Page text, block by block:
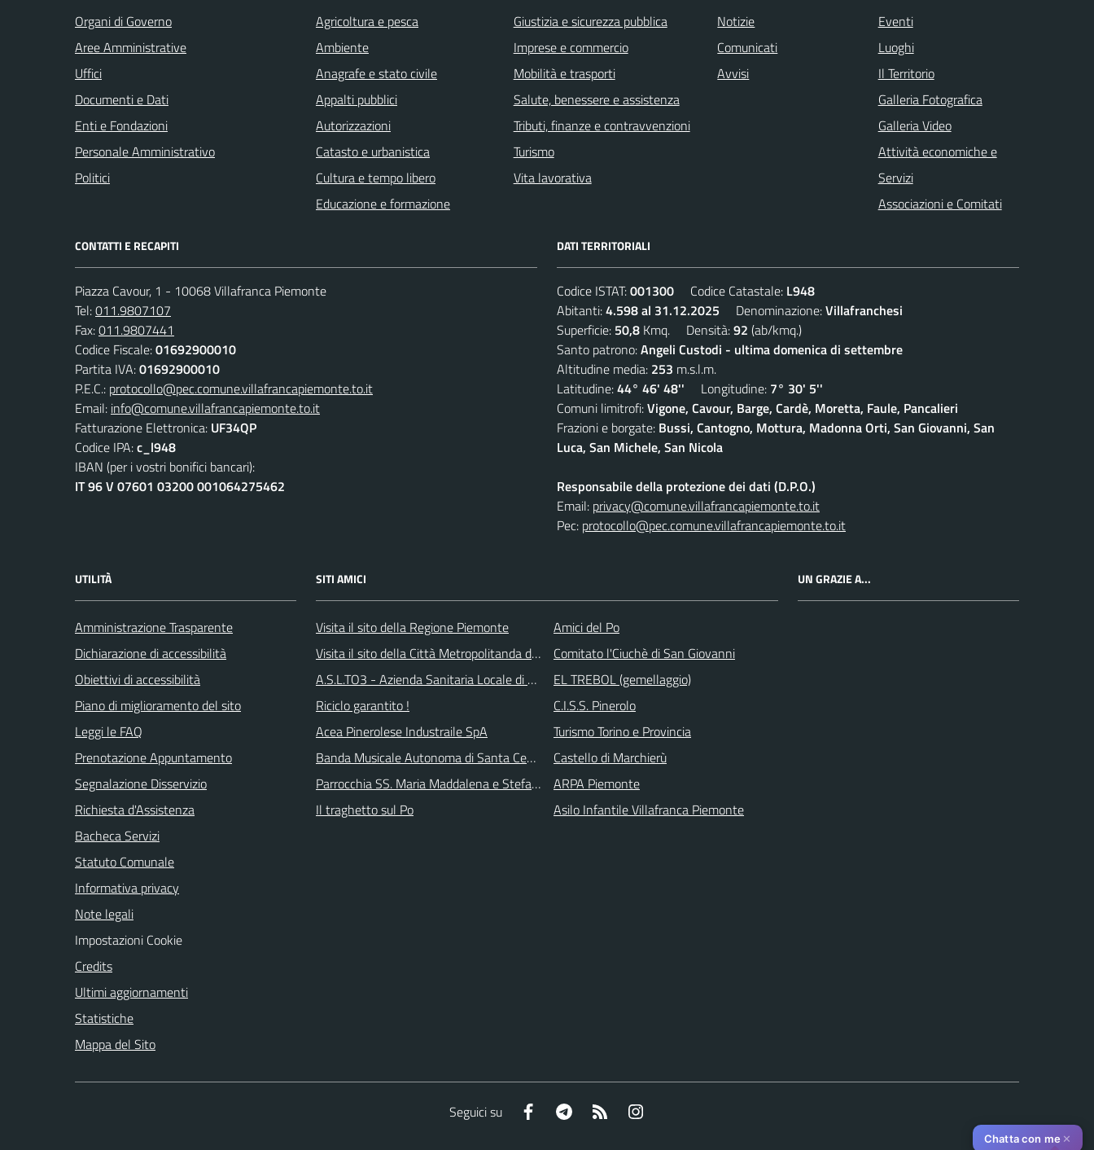
Organi di Governo
Aree Amministrative
Uffici
Documenti e Dati
Enti e Fondazioni
Personale Amministrativo
Politici
Agricoltura e pesca
Ambiente
Anagrafe e stato civile
Appalti pubblici
Autorizzazioni
Catasto e urbanistica
Cultura e tempo libero
Educazione e formazione
Giustizia e sicurezza pubblica
Imprese e commercio
Mobilità e trasporti
Salute, benessere e assistenza
Tributi, finanze e contravvenzioni
Turismo
Vita lavorativa
Notizie
Comunicati
Avvisi
Eventi
Luoghi
Il Territorio
Galleria Fotografica
Galleria Video
Attività economiche e
Servizi
Associazioni e Comitati
CONTATTI E RECAPITI
Piazza Cavour, 1 - 10068 Villafranca Piemonte
Tel:011.9807107
Fax:011.9807441
Codice Fiscale:01692900010
Partita IVA:01692900010
P.E.C.: protocollo@pec.comune.villafrancapiemonte.to.it
Email: info@comune.villafrancapiemonte.to.it
Fatturazione Elettronica: UF34QP
Codice IPA:c_l948
IBAN (per i vostri bonifici bancari):
IT 96 V 07601 03200 001064275462
DATI TERRITORIALI
Codice ISTAT:001300 Codice Catastale: L948
Abitanti:4.598 al 31.12.2025 Denominazione:Villafranchesi
Superficie: 50,8 Kmq. Densità:92 (ab/kmq.)
Santo patrono:Angeli Custodi - ultima domenica di settembre
Altitudine media: 253 m.s.l.m.
Latitudine:44° 46' 48'' Longitudine: 7° 30' 5''
Comuni limitrofi:Vigone, Cavour, Barge, Cardè, Moretta, Faule, Pancalieri
Frazioni e borgate: Bussi, Cantogno, Mottura, Madonna Orti, San Giovanni, San
Luca, San Michele, San Nicola
Responsabile della protezione dei dati (D.P.O.)
Email: privacy@comune.villafrancapiemonte.to.it
Pec: protocollo@pec.comune.villafrancapiemonte.to.it
UTILITÀ
Amministrazione Trasparente
Dichiarazione di accessibilità
Obiettivi di accessibilità
Piano di miglioramento del sito
Leggi le FAQ
Prenotazione Appuntamento
Segnalazione Disservizio
Richiesta d'Assistenza
Bacheca Servizi
Statuto Comunale
Informativa privacy
Note legali
Impostazioni Cookie
Credits
Ultimi aggiornamenti
Statistiche
Mappa del Sito
SITI AMICI
Visita il sito della Regione Piemonte
Visita il sito della Città Metropolitanda di Torino
A.S.L.TO3 - Azienda Sanitaria Locale di Collegno e Pinerolo
Riciclo garantito !
Acea Pinerolese Industraile SpA
Banda Musicale Autonoma di Santa Cecilia
Parrocchia SS. Maria Maddalena e Stefano
Il traghetto sul Po
Amici del Po
Comitato l'Ciuchè di San Giovanni
EL TREBOL (gemellaggio)
C.I.S.S. Pinerolo
Turismo Torino e Provincia
Castello di Marchierù
ARPA Piemonte
Asilo Infantile Villafranca Piemonte
UN GRAZIE A...
Seguici su Facebook Telegram RSS
Chatta con me ✕